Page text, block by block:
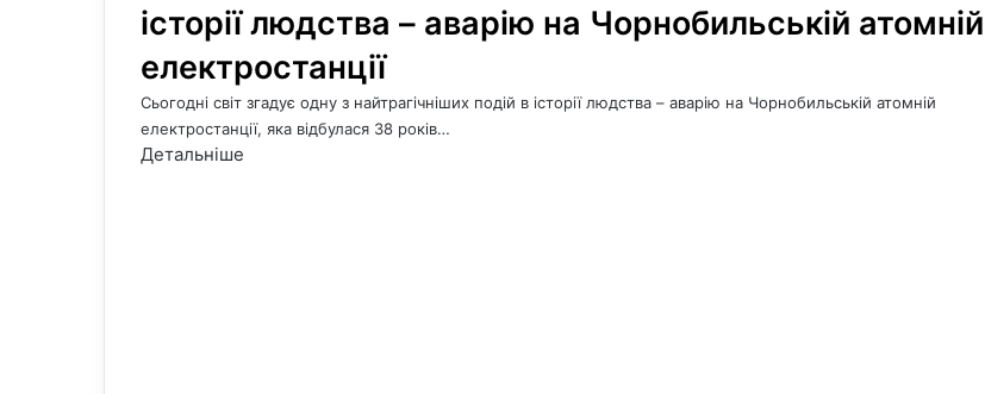
історії людства – аварію на Чорнобильській атомній
електростанції
Сьогодні світ згадує одну з найтрагічніших подій в історії людства – аварію на Чорнобильській атомній
електростанції, яка відбулася 38 років…
Детальніше